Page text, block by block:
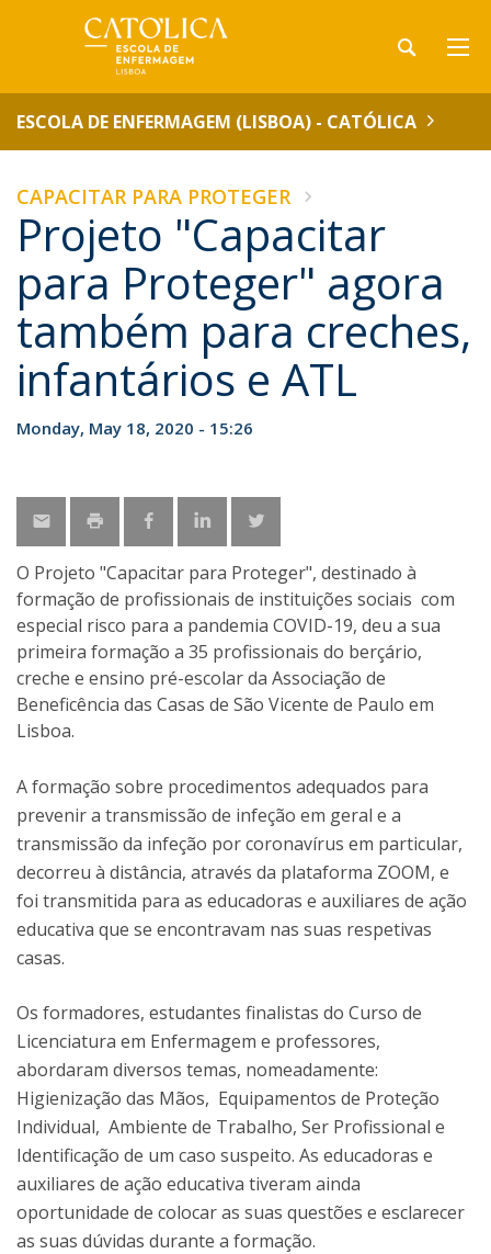
ESCOLA DE ENFERMAGEM (LISBOA) - CATÓLICA
CAPACITAR PARA PROTEGER
Projeto "Capacitar
para Proteger" agora
também para creches,
infantários e ATL
Monday, May 18, 2020 - 15:26
O Projeto "Capacitar para Proteger", destinado à
formação de profissionais de instituições sociais com
especial risco para a pandemia COVID-19, deu a sua
primeira formação a 35 profissionais do berçário,
creche e ensino pré-escolar da Associação de
Beneficência das Casas de São Vicente de Paulo em
Lisboa.
A formação sobre procedimentos adequados para
prevenir a transmissão de infeção em geral e a
transmissão da infeção por coronavírus em particular,
decorreu à distância, através da plataforma ZOOM, e
foi transmitida para as educadoras e auxiliares de ação
educativa que se encontravam nas suas respetivas
casas.
Os formadores, estudantes finalistas do Curso de
Licenciatura em Enfermagem e professores,
abordaram diversos temas, nomeadamente:
Higienização das Mãos, Equipamentos de Proteção
Individual, Ambiente de Trabalho, Ser Profissional e
Identificação de um caso suspeito. As educadoras e
auxiliares de ação educativa tiveram ainda
oportunidade de colocar as suas questões e esclarecer
as suas dúvidas durante a formação.